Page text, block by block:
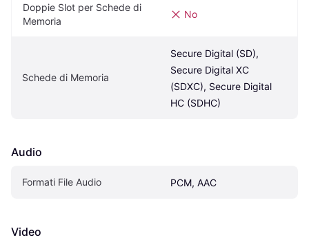
Doppie Slot per Schede di
Memoria
No
Schede di Memoria
Secure Digital (SD),
Secure Digital XC
(SDXC), Secure Digital
HC (SDHC)
Audio
Formati File Audio PCM, AAC
Video